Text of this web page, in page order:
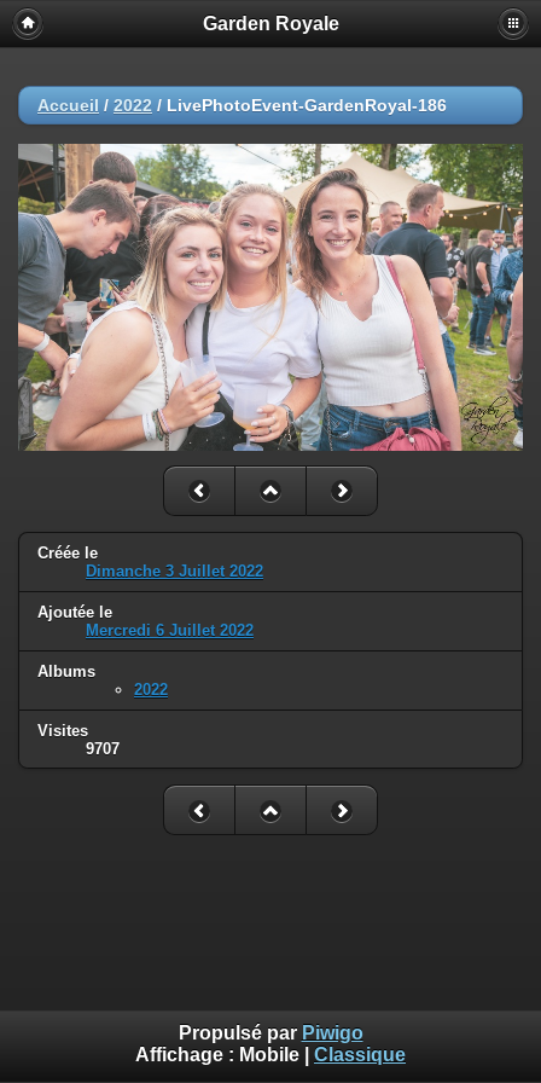
Garden Royale
Accueil / 2022 / LivePhotoEvent-GardenRoyal-186
Créée le
Dimanche 3 Juillet 2022
Ajoutée le
Mercredi 6 Juillet 2022
Albums
2022
Visites
9707
Propulsé par Piwigo
Affichage : Mobile Classique